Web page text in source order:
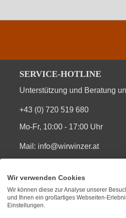
Brennwert
Kohlenhydrate
Bio-Trauben,
SERVICE-HOTLINE
Unterstützung und Beratung
+43 (0) 720 519 680
Mo-Fr, 10:00 - 17:00 Uhr
Mail: info@wirwinzer.at
SIE FINDEN UNS AUCH
Wir verwenden Cookies
Wir können diese zur Analyse unserer
und Ihnen ein großartiges Webseiten-
Einstellungen.